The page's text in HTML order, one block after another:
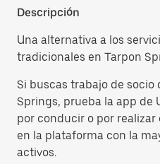
Descripción
Una alternativa a los
tradicionales en Tarpon
Si buscas trabajo de socio
Springs, prueba la app de
por conducir o por
en la plataforma con la
activos.